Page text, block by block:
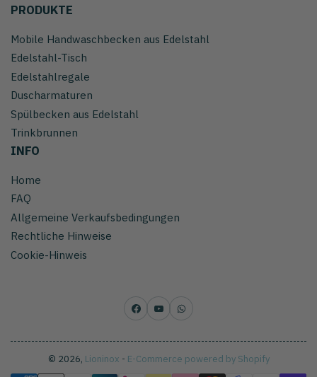
PRODUKTE
Mobile Handwaschbecken aus Edelstahl
Edelstahl-Tisch
Edelstahlregale
Duscharmaturen
Spülbecken aus Edelstahl
Trinkbrunnen
INFO
Home
FAQ
Allgemeine Verkaufsbedingungen
Rechtliche Hinweise
Cookie-Hinweis
Facebook
YouTubeWhatsApp
© 2026, Lioninox - E-Commerce powered by Shopify
Zahlungsmethoden